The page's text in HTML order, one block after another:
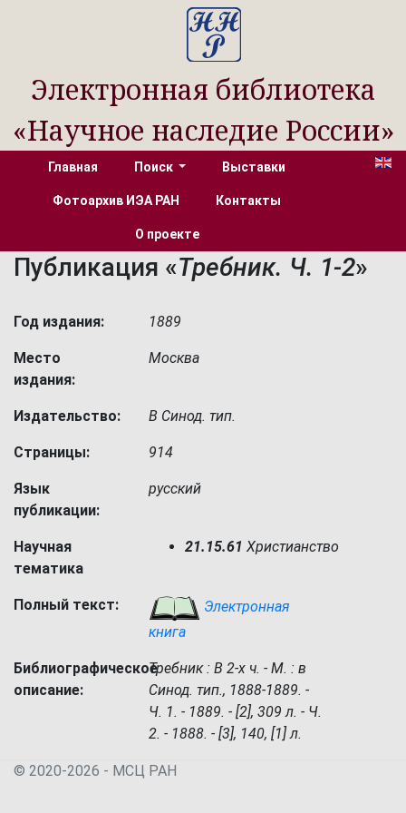
Электронная библиотека
«Научное наследие России»
Главная Поиск Выставки
Фотоархив ИЭА РАН Контакты
О проекте
Публикация «Требник. Ч. 1-2»
Год издания: 1889
Место
издания:
Москва
Издательство: В Синод. тип.
Страницы: 914
Язык
публикации:
русский
Научная
тематика
21.15.61 Христианство
Полный текст:
Электронная
книга
Библиографическое
описание:
Требник : В 2-х ч. - М. : в
Синод. тип., 1888-1889. -
Ч. 1. - 1889. - [2], 309 л. - Ч.
2. - 1888. - [3], 140, [1] л.
© 2020-2026 - МСЦ РАН